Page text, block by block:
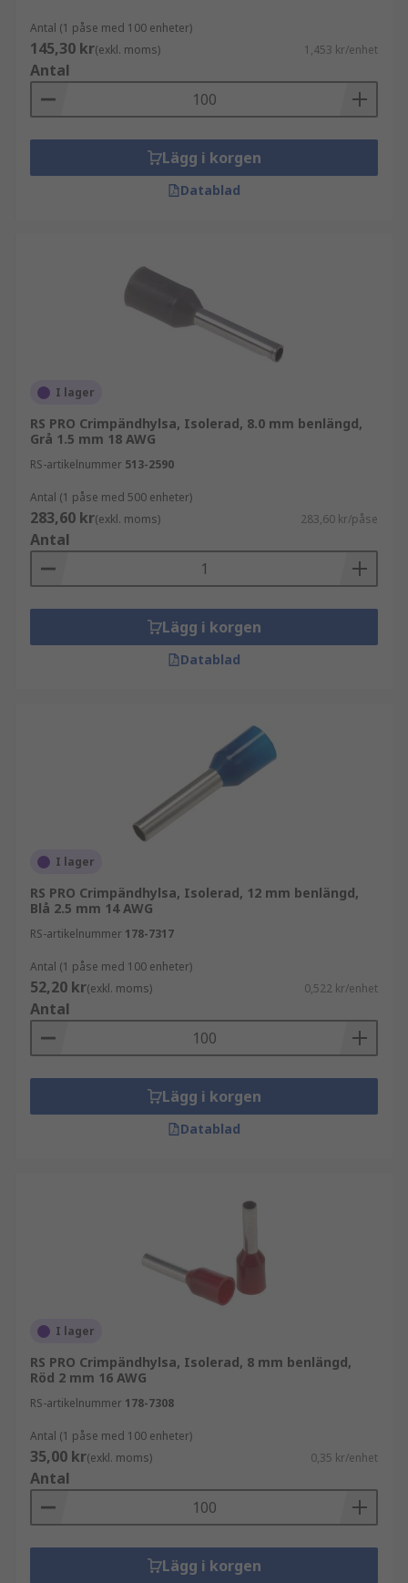
Antal (1 påse med 100 enheter)
145,30 kr(exkl. moms) 1,453 kr/enhet
Antal
Lägg i korgen
Datablad
I lager
RS PRO Crimpändhylsa, Isolerad, 8.0 mm benlängd,
Grå 1.5 mm 18 AWG
RS-artikelnummer 513-2590
Antal (1 påse med 500 enheter)
283,60 kr(exkl. moms) 283,60 kr/påse
Antal
Lägg i korgen
Datablad
I lager
RS PRO Crimpändhylsa, Isolerad, 12 mm benlängd,
Blå 2.5 mm 14 AWG
RS-artikelnummer 178-7317
Antal (1 påse med 100 enheter)
52,20 kr(exkl. moms) 0,522 kr/enhet
Antal
Lägg i korgen
Datablad
I lager
RS PRO Crimpändhylsa, Isolerad, 8 mm benlängd,
Röd 2 mm 16 AWG
RS-artikelnummer 178-7308
Antal (1 påse med 100 enheter)
35,00 kr(exkl. moms) 0,35 kr/enhet
Antal
Lägg i korgen